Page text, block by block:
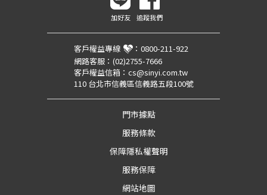
加好友 追蹤我們
客戶權益專線 ： 0800-211-922
網路客服： (02)2755-7666
客戶權益信箱： cs@sinyi.com.tw
110 台北市信義區信義路五段100號
門市據點
服務條款
保障隱私權聲明
服務保障
網站地圖